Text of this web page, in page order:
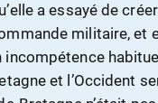
a essayé de
militaire, et
incompétence
et l’Occident